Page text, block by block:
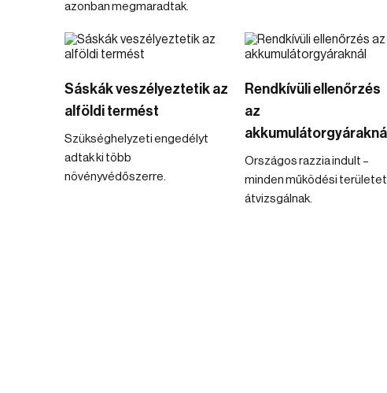
azonban megmaradtak.
Sáskák veszélyeztetik az
alföldi termést
Szükséghelyzeti engedélyt
adtak ki több
növényvédőszerre.
Rendkívüli ellenőrzés
az
akkumulátorgyáraknál
Országos razzia indult –
minden működési területet
átvizsgálnak.